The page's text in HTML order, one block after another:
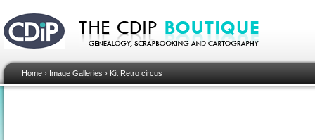
Home › Image Galleries › Kit Retro circus